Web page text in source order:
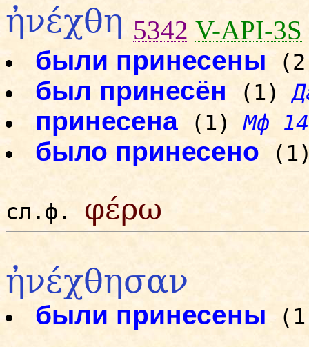
ἠνέχθη 5342 V-API-3S
были принесены
был принесён(1)
принесена(1)Мф 14
было принесено
сл.ф. φέρω
ἠνέχθησαν
были принесены